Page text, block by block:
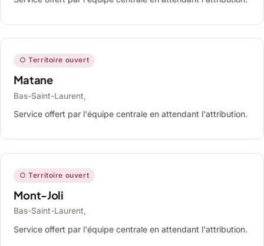
○ Territoire ouvert
Matane
Bas-Saint-Laurent,
Service offert par l'équipe centrale en attendant l'attribution.
○ Territoire ouvert
Mont-Joli
Bas-Saint-Laurent,
Service offert par l'équipe centrale en attendant l'attribution.